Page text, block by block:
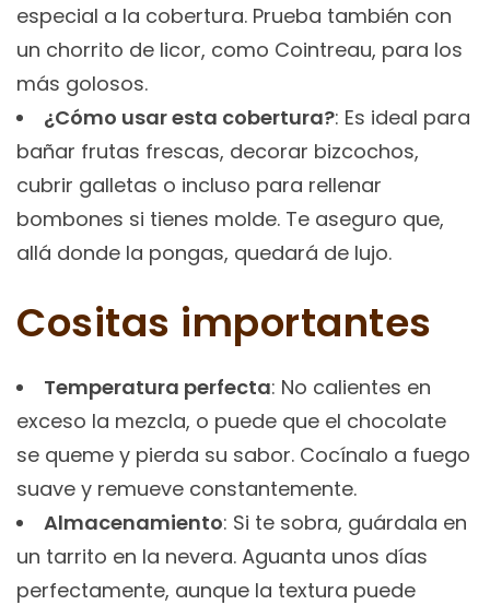
especial a la cobertura. Prueba también con
un chorrito de licor, como Cointreau, para los
más golosos.
¿Cómo usar esta cobertura?: Es ideal para
bañar frutas frescas, decorar bizcochos,
cubrir galletas o incluso para rellenar
bombones si tienes molde. Te aseguro que,
allá donde la pongas, quedará de lujo.
Cositas importantes
Temperatura perfecta: No calientes en
exceso la mezcla, o puede que el chocolate
se queme y pierda su sabor. Cocínalo a fuego
suave y remueve constantemente.
Almacenamiento: Si te sobra, guárdala en
un tarrito en la nevera. Aguanta unos días
perfectamente, aunque la textura puede